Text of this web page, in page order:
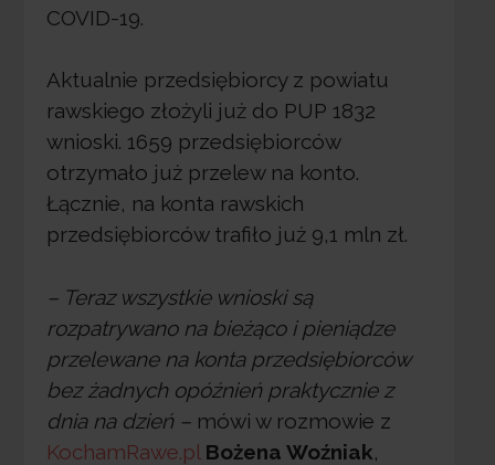
COVID-19.
Aktualnie przedsiębiorcy z powiatu
rawskiego złożyli już do PUP 1832
wnioski. 1659 przedsiębiorców
otrzymało już przelew na konto.
Łącznie, na konta rawskich
przedsiębiorców trafiło już 9,1 mln zł.
– Teraz wszystkie wnioski są
rozpatrywano na bieżąco i pieniądze
przelewane na konta przedsiębiorców
bez żadnych opóźnień praktycznie z
dnia na dzień –mówi w rozmowie z
KochamRawe.pl Bożena Woźniak,